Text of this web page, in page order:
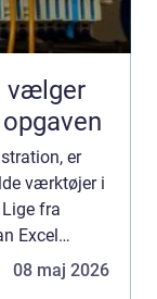
er
værktøjer i
fra
Excel
08 maj 2026